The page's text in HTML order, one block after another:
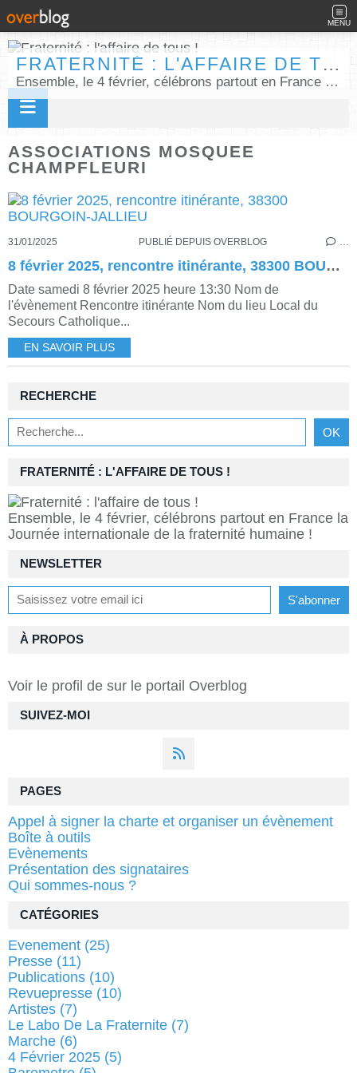
MENU
FRATERNITÉ : L'AFFAIRE DE TOUS !
Ensemble, le 4 février, célébrons partout en France la Journée internationale de la fraternité humaine !
ASSOCIATIONS MOSQUEE
CHAMPFLEURI
31/01/2025 PUBLIÉ DEPUIS OVERBLOG …
8 février 2025, rencontre itinérante, 38300 BOURGOIN-JALLIEU
Date samedi 8 février 2025 heure 13:30 Nom de
l'évènement Rencontre itinérante Nom du lieu Local du
Secours Catholique...
EN SAVOIR PLUS
NEWSLETTER
SUIVEZ-MOI
RECHERCHE
FRATERNITÉ : L'AFFAIRE DE TOUS !
Ensemble, le 4 février, célébrons partout en France la
Journée internationale de la fraternité humaine !
À PROPOS
Voir le profil de sur le portail Overblog
PAGES
Appel à signer la charte et organiser un évènement
Boîte à outils
Evènements
Présentation des signataires
Qui sommes-nous ?
CATÉGORIES
Evenement (25)
Presse (11)
Publications (10)
Revuepresse (10)
Artistes (7)
Le Labo De La Fraternite (7)
Marche (6)
4 Février 2025 (5)